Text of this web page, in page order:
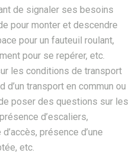
de signaler ses besoins
pour monter et descendre
pour un fauteuil roulant,
pour se repérer, etc.
les conditions de transport
d’un transport en commun ou
poser des questions sur les
d’escaliers,
présence d’une
etc.